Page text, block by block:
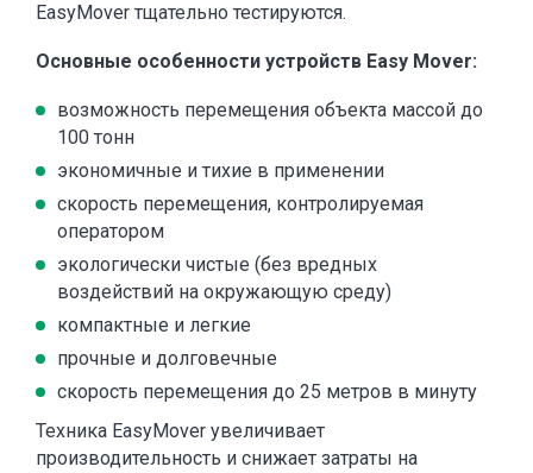
EasyMover тщательно тестируются.
Основные особенности устройств Easy Mover:
возможность перемещения объекта массой до
100 тонн
экономичные и тихие в применении
скорость перемещения, контролируемая
оператором
экологически чистые (без вредных
воздействий на окружающую среду)
компактные и легкие
прочные и долговечные
скорость перемещения до 25 метров в минуту
Техника EasyMover увеличивает
производительность и снижает затраты на